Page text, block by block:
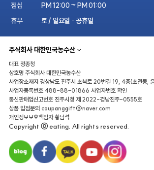
점심
PM 12:00 ~ PM 01:00
휴무
토 / 일요일 · 공휴일
주식회사 대한민국농수산
대표 정종청
상호명 주식회사 대한민국농수산
사업장소재지 경상남도 진주시 초북로 20번길 19, 4층(초전동,
사업자등록번호 488-88-01866 사업자번호 확인
통신판매업신고번호 진주시청 제 2022-경남진주-0555호
상품 입점문의 coupanggift@naver.com
개인정보보호책임자황남석
Copyright ⓒ eating. All rights reserved.